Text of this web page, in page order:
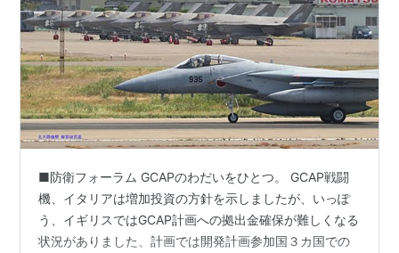
■防衛フォーラム GCAPのわだいをひとつ。 GCAP戦闘
機、イタリアは増加投資の方針を示しましたが、いっぽ
う、イギリスではGCAP計画への拠出金確保が難しくなる
状況がありました、計画では開発計画参加国３カ国での